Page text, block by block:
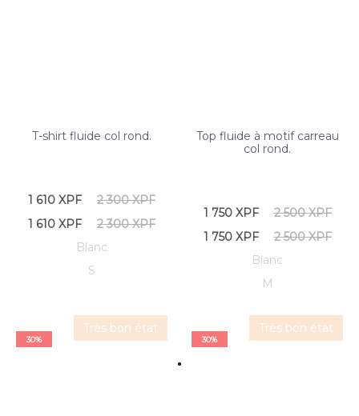
T-shirt fluide col rond.
2 300XPF
1 610 XPF
2 300XPF
1 610 XPF
Blanc
S
Top fluide à motif carreau
col rond.
2 500XPF
1 750 XPF
2 500XPF
1 750 XPF
Blanc
M
Très bon état
30%
Très bon état
30%